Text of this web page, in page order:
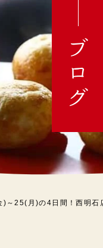
ブログ
～25(月)の4日間！西明石